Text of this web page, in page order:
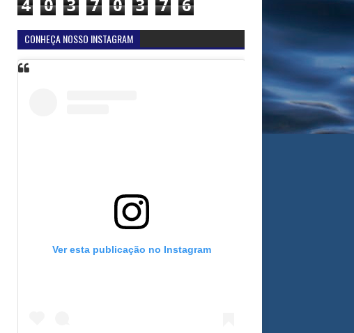
4 0 3 7 0 3 7 6
CONHEÇA NOSSO INSTAGRAM
Ver esta publicação no Instagram